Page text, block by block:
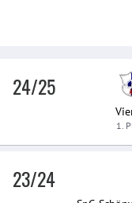
24/25
1.
23/24